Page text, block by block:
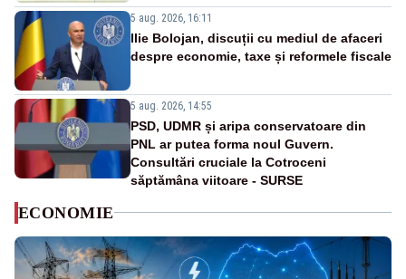
5 aug. 2026, 16:11
Ilie Bolojan, discuții cu mediul de afaceri
despre economie, taxe și reformele fiscale
5 aug. 2026, 14:55
PSD, UDMR și aripa conservatoare din
PNL ar putea forma noul Guvern.
Consultări cruciale la Cotroceni
săptămâna viitoare - SURSE
ECONOMIE